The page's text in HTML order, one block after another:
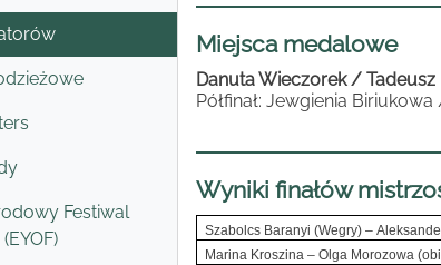
Festiwal
Miejsca medalowe
Danuta Wieczorek /
Półfinał: Jewgienia
Wyniki finałów
Szabolcs Baranyi (Wegry)–
Marina Kroszina– Olga Morozowa